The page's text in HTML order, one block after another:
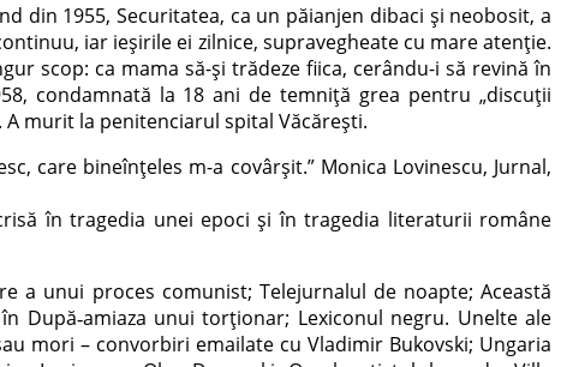
din 1955, Securitatea, ca un păianjen dibaci și neobosit, a
iar ieșirile ei zilnice, supravegheate cu mare atenție.
scop: ca mama să-și trădeze fiica, cerându-i să revină în
condamnată la 18 ani de temniță grea pentru „discuții
A murit la penitenciarul spital Văcărești.
care bineînțeles m-a covârșit.” Monica Lovinescu, Jurnal,
în tragedia unei epoci și în tragedia literaturii române
a unui proces comunist; Telejurnalul de noapte; Această
După‑amiaza unui torționar; Lexiconul negru. Unelte ale
mori – convorbiri emailate cu Vladimir Bukovski; Ungaria